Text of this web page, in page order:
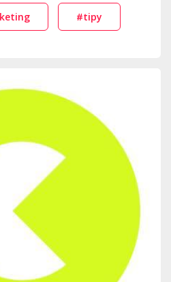
#tipy